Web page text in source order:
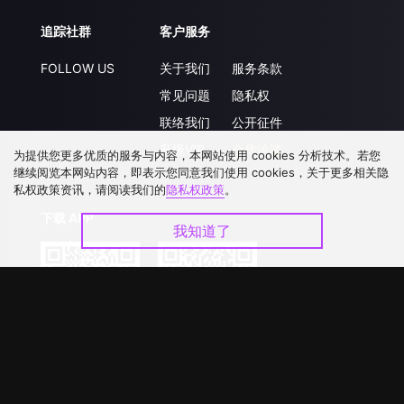
追踪社群
FOLLOW US
客户服务
关于我们
常见问题
联络我们
升级VIP
服务条款
隐私权
公开征件
合作洽談
下载 APP
为提供您更多优质的服务与内容，本网站使用 cookies 分析技术。若您
继续阅览本网站内容，即表示您同意我们使用 cookies，关于更多相关隐
私权政策资讯，请阅读我们的隐私权政策。
我知道了